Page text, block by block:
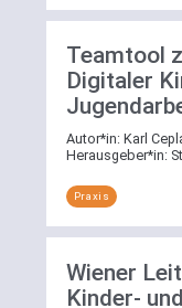
Teamtool
Digitaler
Autor*in: Karl
Herausgeber*in:
Praxis
Wiener
Kinder-